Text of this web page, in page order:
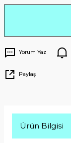
Yorum Yaz
Paylaş
Ürün Bilgisi